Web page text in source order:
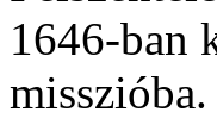
1646-ban
misszióba.